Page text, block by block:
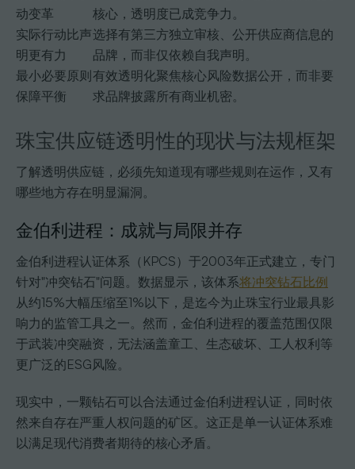
动变革
核心，透明度已成竞争力。
实际行动比声
明更有力
选择有第三方独立审核、公开供应商信息的
品牌，而非仅依赖自我声明。
最小必要原则
保障平衡
有效透明化聚焦核心风险数据公开，而非要
求品牌披露所有商业机密。
珠宝供应链透明性的现状与法规框架
了解透明供应链，必须先知道现有哪些规则在运作，又有
哪些地方存在明显漏洞。
金伯利进程：成就与局限并存
金伯利进程认证体系（KPCS）于2003年正式建立，专门
针对"冲突钻石"问题。数据显示，该体系将冲突钻石比例
从约15%大幅压缩至1%以下，是迄今为止珠宝行业最具影
响力的监管工具之一。然而，金伯利进程的覆盖范围仅限
于武装冲突融资，无法涵盖童工、生态破坏、工人权利等
更广泛的ESG风险。
现实中，一颗钻石可以合法通过金伯利进程认证，同时依
然来自存在严重人权问题的矿区。这正是单一认证体系难
以满足现代消费者期待的核心矛盾。